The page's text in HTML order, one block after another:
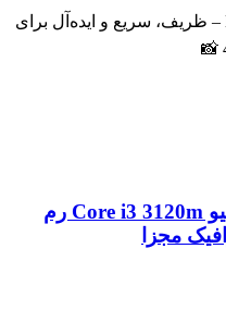
57,300,000 تومان
است.
💻 لپتاپ Microsoft Surface Laptop 4 – ظریف، سریع و ایده‌آل برای
لپتاپ استوک لنوو B590 سی پیو Core i3 3120m رم